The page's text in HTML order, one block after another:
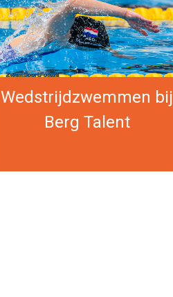
Wedstrijdzwemmen bij
Berg Talent